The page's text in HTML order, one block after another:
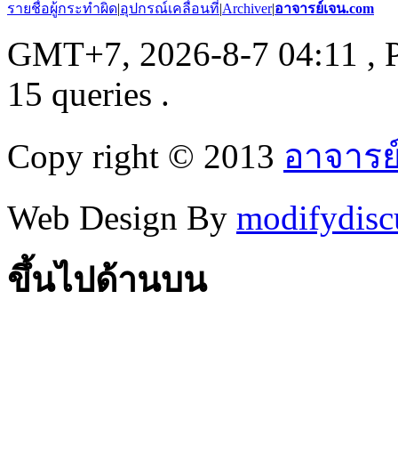
รายชื่อผู้กระทำผิด|อุปกรณ์เคลื่อนที่|Archiver|อาจารย์เจน.com
GMT+7, 2026-8-7 04:11 ,
15 queries .
Copy right © 2013 อาจาร
Web Design By
ขึ้นไปด้านบน